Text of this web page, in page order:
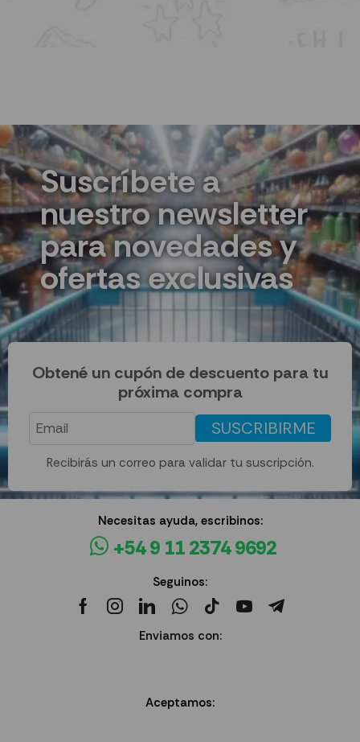
Suscríbete a
nuestro newsletter
para novedades y
ofertas exclusivas
Obtené un cupón de descuento para tu
próxima compra
SUSCRIBIRME
Recibirás un correo para validar tu suscripción.
Necesitas ayuda, escribinos:
+54 9 11 2374 9692
Seguinos:
Enviamos con:
Aceptamos: